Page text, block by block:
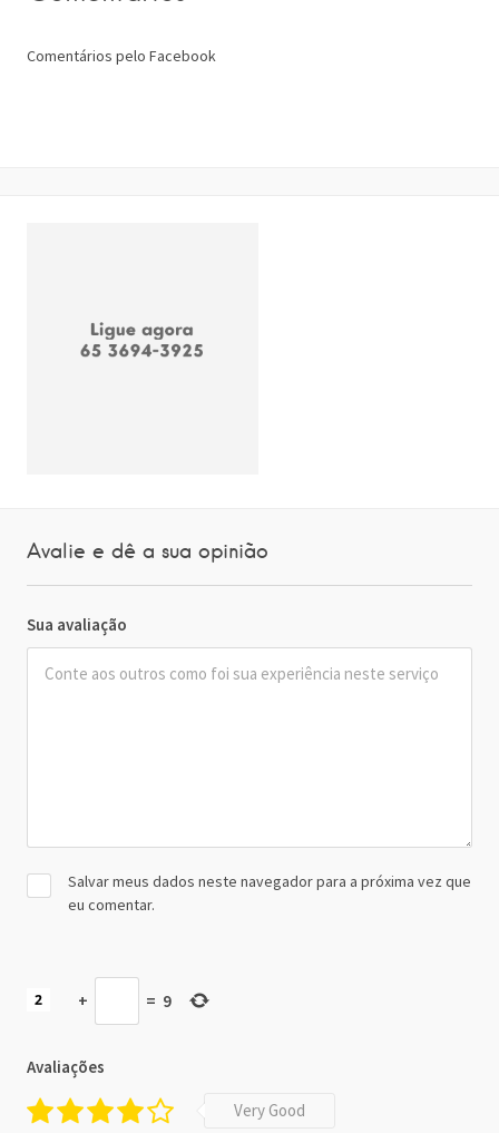
Comentários pelo Facebook
Avalie e dê a sua opinião
Sua avaliação
Salvar meus dados neste navegador para a próxima vez que
eu comentar.
+ = 9
Avaliações
Very Good